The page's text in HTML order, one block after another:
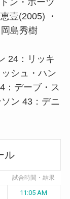
壹(2005) ・
島秀樹
24：リッキ
シュ・ハン
：デーブ・ス
ン 43：デニ
ル
試合時間・結果
11:05 AM